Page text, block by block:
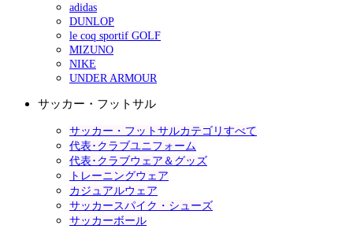
adidas
DUNLOP
le coq sportif GOLF
MIZUNO
NIKE
UNDER ARMOUR
サッカー・フットサル
サッカー・フットサルカテゴリすべて
代表･クラブユニフォーム
代表･クラブウェア＆グッズ
トレーニングウェア
カジュアルウェア
サッカースパイク・シューズ
サッカーボール